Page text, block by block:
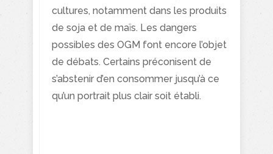
cultures, notamment dans les produits
de soja et de maïs. Les dangers
possibles des OGM font encore l’objet
de débats. Certains préconisent de
s’abstenir d’en consommer jusqu’à ce
qu’un portrait plus clair soit établi.